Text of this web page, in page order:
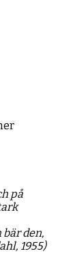
på
den,
1955)